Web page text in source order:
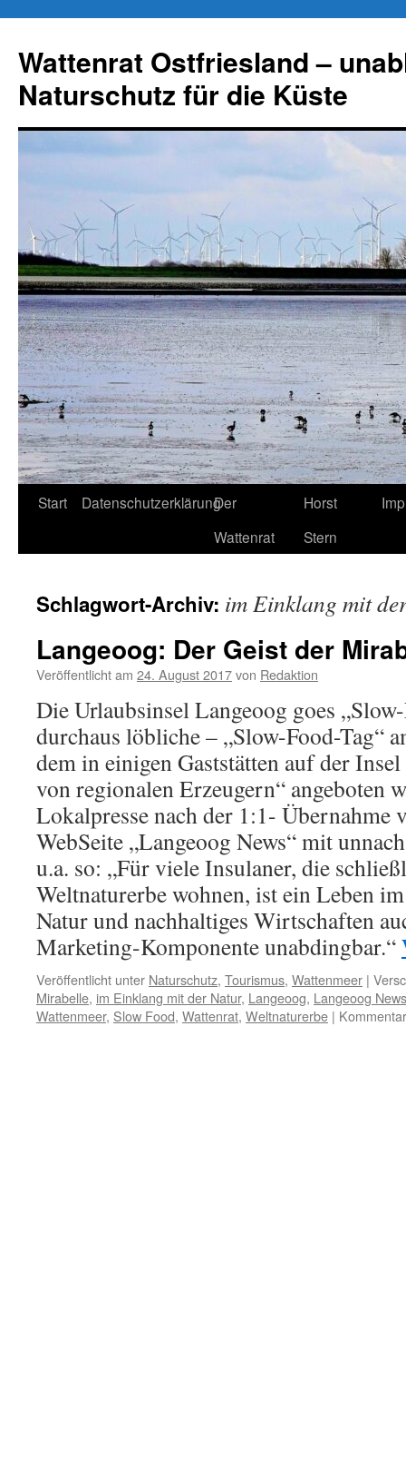
springen
Wattenrat Ostfriesland –
Naturschutz für die Küste
Start DatenschutzerklärungDer
Wattenrat
Horst
Stern
Schlagwort-Archiv: im Einklang mit
Langeoog: Der Geist der
Veröffentlicht am 24. August 2017von Redaktion
Die Urlaubsinsel Langeoog goes
durchaus löbliche – „Slow-Food-Tag“
dem in einigen Gaststätten auf der
von regionalen Erzeugern“ angeboten
Lokalpresse nach der 1:1- Übernahme
WebSeite „Langeoog News“ mit
u.a. so: „Für viele Insulaner, die
Weltnaturerbe wohnen, ist ein Leben
Natur und nachhaltiges Wirtschaften
Marketing-Komponente unabdingbar.“
Veröffentlicht unter Naturschutz, Tourismus, Wattenmeer |
Mirabelle, im Einklang mit der Natur, Langeoog, Langeoog News
Wattenmeer, Slow Food, Wattenrat, Weltnaturerbe |